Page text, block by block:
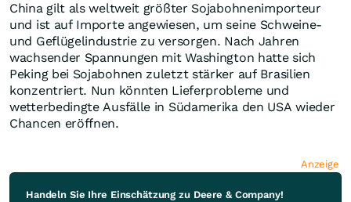
China gilt als weltweit größter Sojabohnenimporteur
und ist auf Importe angewiesen, um seine Schweine-
und Geflügelindustrie zu versorgen. Nach Jahren
wachsender Spannungen mit Washington hatte sich
Peking bei Sojabohnen zuletzt stärker auf Brasilien
konzentriert. Nun könnten Lieferprobleme und
wetterbedingte Ausfälle in Südamerika den USA wieder
Chancen eröffnen.
Anzeige
Handeln Sie Ihre Einschätzung zu Deere & Company!